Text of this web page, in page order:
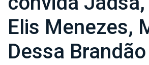
Elis Menezes,
Dessa